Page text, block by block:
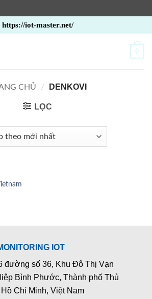
https://iot-master.net/
0
CHỦ / DENKOVI
LỌC
IOT
đường số 36, Khu Đô Thị Vạn
Bình Phước, Thành phố Thủ
Chí Minh, Việt Nam